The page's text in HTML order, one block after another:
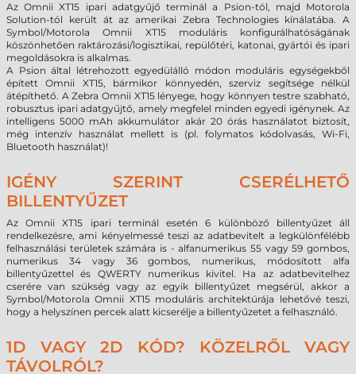
Az Omnii XT15 ipari adatgyűjő terminál a Psion-tól, majd Motorola
Solution-tól került át az amerikai Zebra Technologies kínálatába. A
Symbol/Motorola Omnii XT15 moduláris konfigurálhatóságának
köszönhetően raktározási/logisztikai, repülőtéri, katonai, gyártói és ipari
megoldásokra is alkalmas.
A Psion által létrehozott egyedülálló módon moduláris egységekből
épített Omnii XT15, bármikor könnyedén, szerviz segítsége nélkül
átépíthető. A Zebra Omnii XT15 lényege, hogy könnyen testre szabható,
robusztus ipari adatgyűjtő, amely megfelel minden egyedi igénynek. Az
intelligens 5000 mAh akkumulátor akár 20 órás használatot biztosít,
még intenzív használat mellett is (pl. folymatos kódolvasás, Wi-Fi,
Bluetooth használat)!
IGÉNY SZERINT CSERÉLHETŐ
BILLENTYŰZET
Az Omnii XT15 ipari terminál esetén 6 különböző billentyűzet áll
rendelkezésre, ami kényelmessé teszi az adatbevitelt a legkülönfélébb
felhasználási területek számára is - alfanumerikus 55 vagy 59 gombos,
numerikus 34 vagy 36 gombos, numerikus, módosított alfa
billentyűzettel és QWERTY numerikus kivitel. Ha az adatbevitelhez
cserére van szükség vagy az egyik billentyűzet megsérül, akkor a
Symbol/Motorola Omnii XT15 moduláris architektúrája lehetővé teszi,
hogy a helyszínen percek alatt kicserélje a billentyűzetet a felhasználó.
1D VAGY 2D KÓD? KÖZELRŐL VAGY
TÁVOLRÓL?